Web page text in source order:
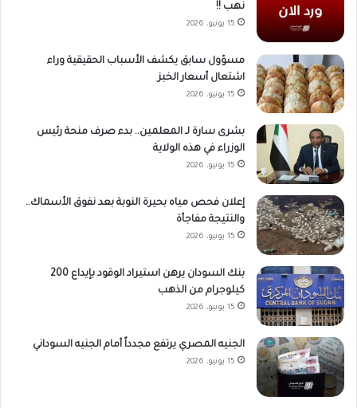
نهب !!
15 يونيو، 2026
مسؤول سابق يكشف الأسباب الحقيقية وراء
اشتعال أسعار الخبز
15 يونيو، 2026
بشرى سارة لـ المعلمين.. بدء صرف منحة رئيس
الوزراء في هذه الولاية
15 يونيو، 2026
إعلان فحص مياه بحيرة النوبة بعد نفوق الأسماك..
والنتيجة مفاجأة
15 يونيو، 2026
بنك السودان يرهن استيراد الوقود بإيداع 200
كيلوجرام من الذهب
15 يونيو، 2026
الجنيه المصري يرتفع مجدداً أمام الجنيه السوداني
15 يونيو، 2026